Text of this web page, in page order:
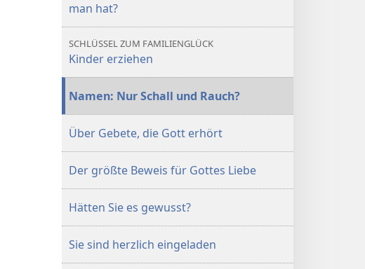
man hat?
SCHLÜSSEL ZUM FAMILIENGLÜCK
Kinder erziehen
Namen: Nur Schall und Rauch?
Über Gebete, die Gott erhört
Der größte Beweis für Gottes Liebe
Hätten Sie es gewusst?
Sie sind herzlich eingeladen